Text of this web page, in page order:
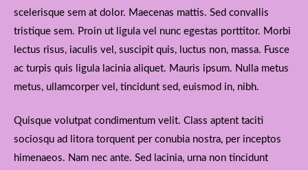
scelerisque sem at dolor. Maecenas mattis. Sed convallis
tristique sem. Proin ut ligula vel nunc egestas porttitor. Morbi
lectus risus, iaculis vel, suscipit quis, luctus non, massa. Fusce
ac turpis quis ligula lacinia aliquet. Mauris ipsum. Nulla metus
metus, ullamcorper vel, tincidunt sed, euismod in, nibh.
Quisque volutpat condimentum velit. Class aptent taciti
sociosqu ad litora torquent per conubia nostra, per inceptos
himenaeos. Nam nec ante. Sed lacinia, urna non tincidunt